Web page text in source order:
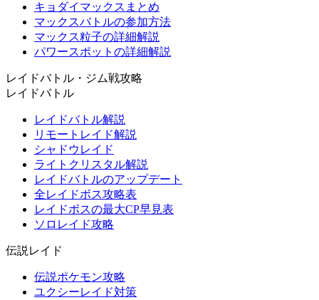
キョダイマックスまとめ
マックスバトルの参加方法
マックス粒子の詳細解説
パワースポットの詳細解説
レイドバトル・ジム戦攻略
レイドバトル
レイドバトル解説
リモートレイド解説
シャドウレイド
ライトクリスタル解説
レイドバトルのアップデート
全レイドボス攻略表
レイドボスの最大CP早見表
ソロレイド攻略
伝説レイド
伝説ポケモン攻略
ユクシーレイド対策